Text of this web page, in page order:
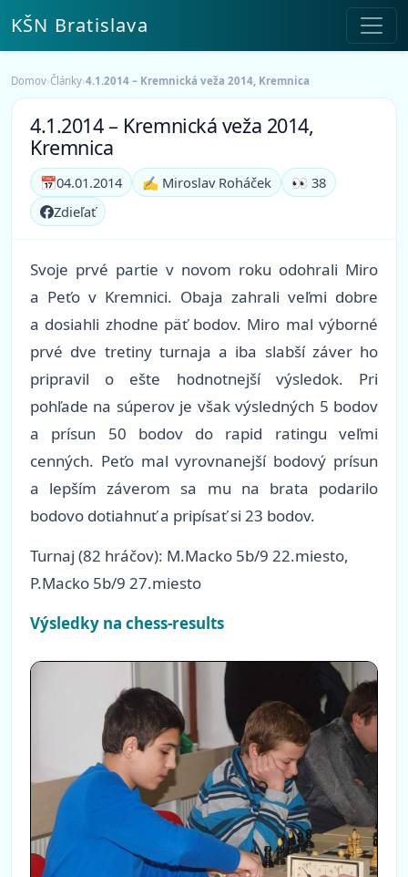
KŠN Bratislava
Domov›Články›4.1.2014 – Kremnická veža 2014, Kremnica
4.1.2014 – Kremnická veža 2014,
Kremnica
📅04.01.2014 ✍️ Miroslav Roháček
👀 38
Zdieľať
Svoje prvé partie v novom roku odohrali Miro
a Peťo v Kremnici. Obaja zahrali veľmi dobre
a dosiahli zhodne päť bodov. Miro mal výborné
prvé dve tretiny turnaja a iba slabší záver ho
pripravil o ešte hodnotnejší výsledok. Pri
pohľade na súperov je však výsledných 5 bodov
a prísun 50 bodov do rapid ratingu veľmi
cenných. Peťo mal vyrovnanejší bodový prísun
a lepším záverom sa mu na brata podarilo
bodovo dotiahnuť a pripísať si 23 bodov.
Turnaj (82 hráčov): M.Macko 5b/9 22.miesto,
P.Macko 5b/9 27.miesto
Výsledky na chess-results